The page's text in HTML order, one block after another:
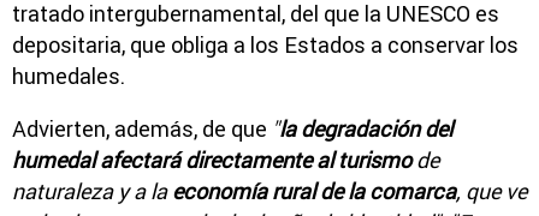
tratado intergubernamental, del que la UNESCO es
depositaria, que obliga a los Estados a conservar los
humedales.
Advierten, además, de que "la degradación del
humedal afectará directamente al turismode
naturaleza y a laeconomía rural de la comarca, que ve